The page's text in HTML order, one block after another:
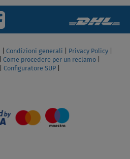
SCHERMO
Condizioni generali Privacy Policy
Come procedere per un reclamo
Configuratore SUP